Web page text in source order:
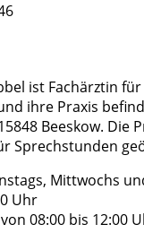
ist Fachärztin für
ihre Praxis
Beeskow. Die
Sprechstunden
Mittwochs
Uhr
08:00 bis 12:00